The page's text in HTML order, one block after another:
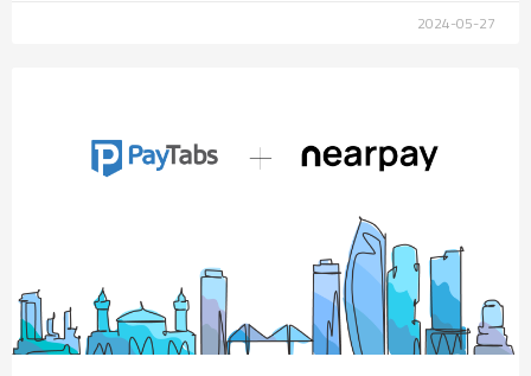
2024-05-27